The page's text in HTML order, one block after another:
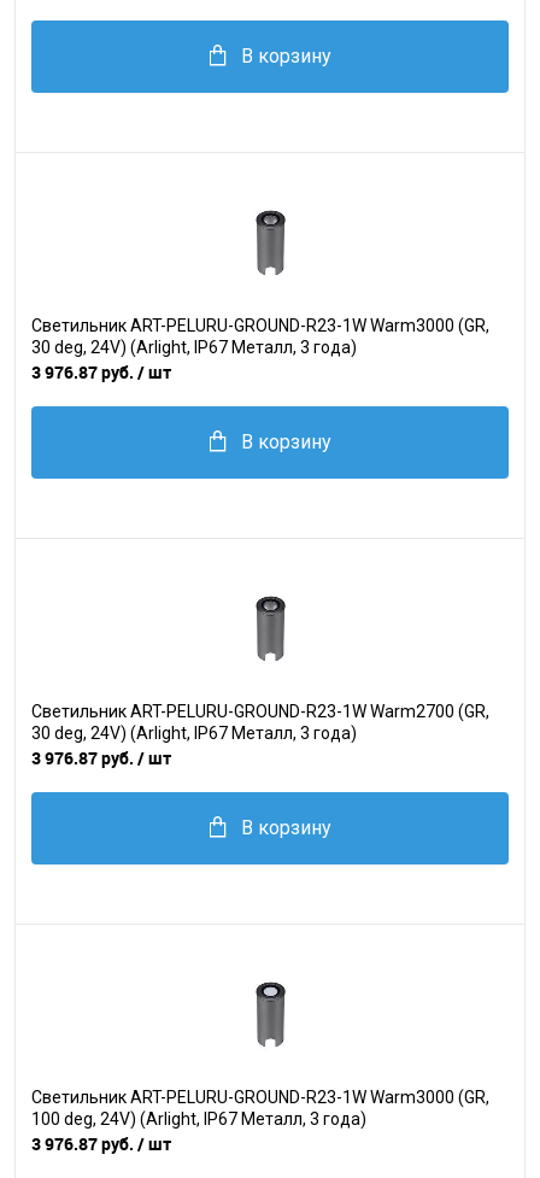
В корзину
Светильник ART-PELURU-GROUND-R23-1W Warm3000 (GR,
30 deg, 24V) (Arlight, IP67 Металл, 3 года)
3 976.87 руб. / шт
В корзину
Светильник ART-PELURU-GROUND-R23-1W Warm2700 (GR,
30 deg, 24V) (Arlight, IP67 Металл, 3 года)
3 976.87 руб. / шт
В корзину
Светильник ART-PELURU-GROUND-R23-1W Warm3000 (GR,
100 deg, 24V) (Arlight, IP67 Металл, 3 года)
3 976.87 руб. / шт